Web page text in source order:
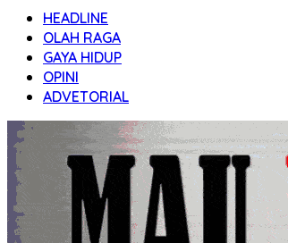
HEADLINE
OLAH RAGA
GAYA HIDUP
OPINI
ADVETORIAL